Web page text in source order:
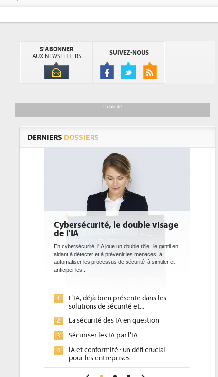
S'ABONNER
AUX NEWSLETTERS
SUIVEZ-NOUS
Publicité
DERNIERS DOSSIERS
Cybersécurité, le double visage
En cybersécurité, l'IA joue un double rôle : le gentil en
aidant à détecter et à prévenir les menaces, à
automatiser les processus de sécurité, à simuler et
anticiper les...
L'IA, déjà bien présente dans les
solutions de sécurité et...
La sécurité des IA en question
Sécuriser les IA par l'IA
IA et conformité : un défi crucial
pour les entreprises
Une IA de confiance pour une IA
DEE:
ce que
Phocea